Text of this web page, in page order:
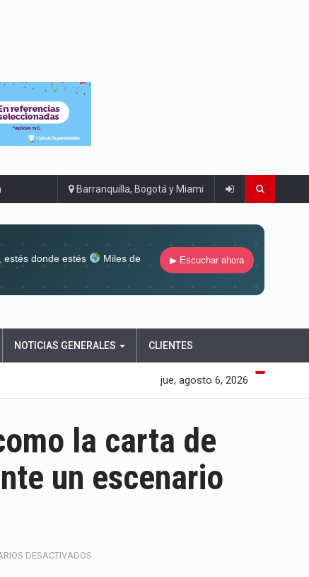
Barranquilla, Bogotá y Miami
estés donde estés
Miles de
▶ Escuchar ahora
NOTICIAS GENERALES CLIENTES
jue, agosto 6, 2026
la carta de
un escenario
DESACTIVADOS